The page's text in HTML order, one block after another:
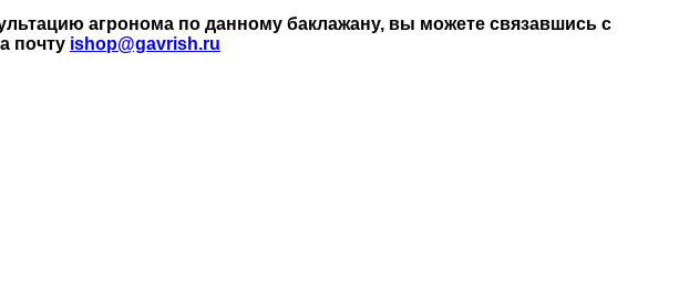
агронома по данному баклажану, вы можете связавшись с
почту ishop@gavrish.ru